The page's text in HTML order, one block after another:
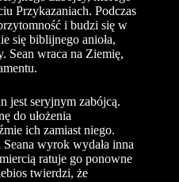
Przykazaniach. Podczas
i budzi się w
się biblijnego anioła,
Sean wraca na Ziemię,
jest seryjnym zabójcą.
do ułożenia
ich zamiast niego.
wyrok wydała inna
ratuje go ponowne
twierdzi, że